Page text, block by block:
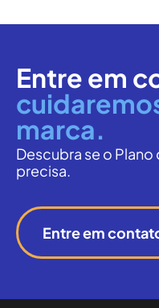
Entre em
marca.
Descubra se o
precisa.
Entre em